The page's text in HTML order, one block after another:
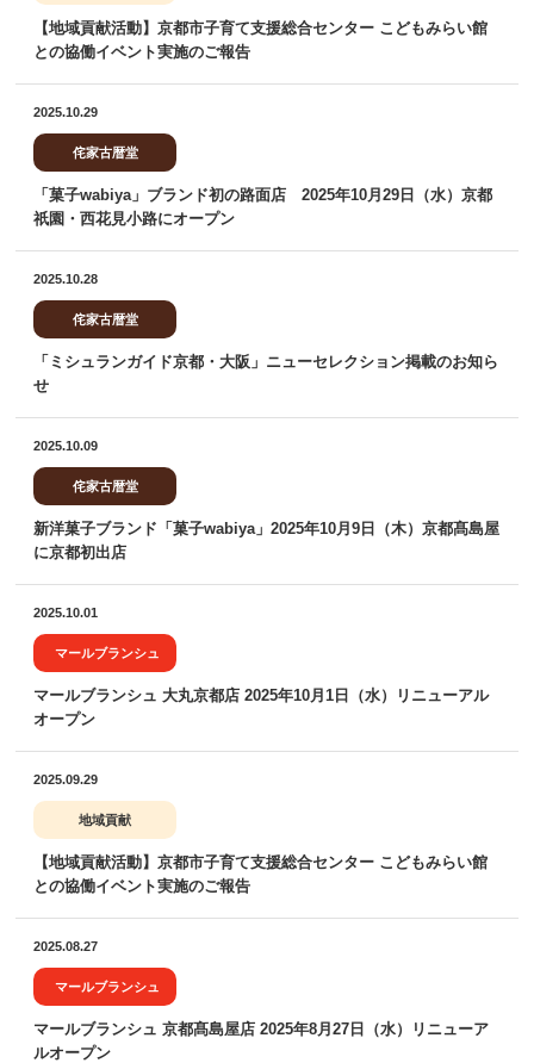
【地域貢献活動】京都市子育て支援総合センター こどもみらい館
との協働イベント実施のご報告
2025.10.29
侘家古暦堂
「菓子wabiya」ブランド初の路面店 2025年10月29日（水）京都
祇園・西花見小路にオープン
2025.10.28
侘家古暦堂
「ミシュランガイド京都・大阪」ニューセレクション掲載のお知ら
せ
2025.10.09
侘家古暦堂
新洋菓子ブランド「菓子wabiya」2025年10月9日（木）京都髙島屋
に京都初出店
2025.10.01
マールブランシュ
マールブランシュ 大丸京都店 2025年10月1日（水）リニューアル
オープン
2025.09.29
地域貢献
【地域貢献活動】京都市子育て支援総合センター こどもみらい館
との協働イベント実施のご報告
2025.08.27
マールブランシュ
マールブランシュ 京都髙島屋店 2025年8月27日（水）リニューア
ルオープン